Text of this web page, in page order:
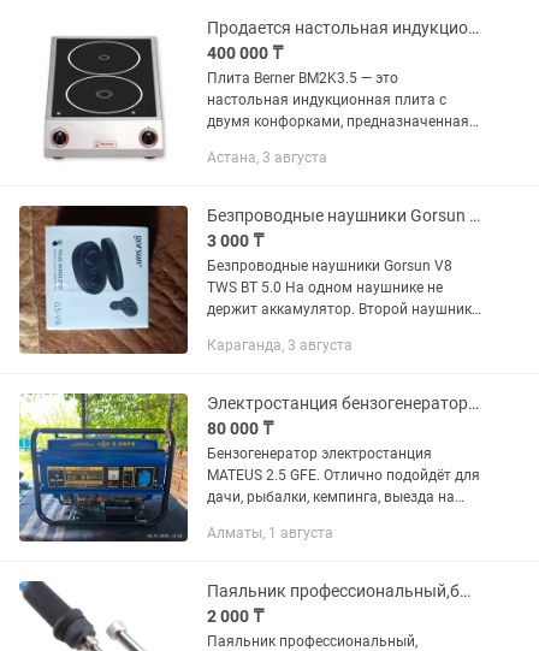
приемника...
Продается настольная индукционная плита Berner BM2K3.5
400 000 ₸
Плита Berner BM2K3.5 — это
настольная индукционная плита с
двумя конфорками, предназначенная
использования, которая отличается
размерами....
Астана, 3 августа
Безпроводные наушники Gorsun V8 TWS BT 5.0
3 000 ₸
Безпроводные наушники Gorsun V8
TWS BT 5.0 На одном наушнике не
держит аккамулятор. Второй наушник
, чехол работает нормально.
Караганда, 3 августа
Электростанция бензогенератор MATEUS 2.5 GFE Алматы
80 000 ₸
Бензогенератор электростанция
MATEUS 2.5 GFE. Отлично подойдёт для
дачи, рыбалки, кемпинга, выезда на
хозяйства. Разумный торг уместен.
Алматы, 1 августа
Паяльник профессиональный,бытовой,с регулятором температуры,10-60 Ватт
2 000 ₸
Паяльник профессиональный,